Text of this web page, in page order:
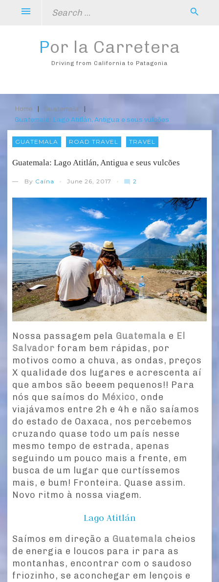
Search
search
Por la Carretera
Driving from California to Patagonia
menu
Home | Guatemala
|
Guatemala: Lago Atitlán, Antigua e seus vulcões
GUATEMALA ROAD TRAVEL TRAVEL
Guatemala: Lago Atitlán, Antigua e seus vulcões
— By Caína June 26, 2017 mode_comment
2
o
ts
Nossa passagem pela Guatemala e El
Salvador foram bem rápidas, por
motivos como a chuva, as ondas, preços
X qualidade dos lugares e acrescenta aí
que ambos são beeem pequenos!! Para
nós que saímos do México, onde
viajávamos entre 2h e 4h e não saíamos
do estado de Oaxaca, nos percebemos
cruzando quase todo um país nesse
mesmo tempo de estrada, apenas
seguindo um pouco mais a frente, em
busca de um lugar que curtíssemos
mais, e bum! Fronteira. Quase assim.
Novo ritmo à nossa viagem.
Lago Atitlán
Saímos em direção a Guatemala cheios
de energia e loucos para ir para as
montanhas, encontrar com o saudoso
friozinho, se aconchegar em lençois e